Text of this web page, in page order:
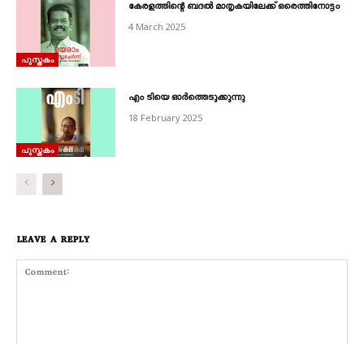
പുസ്തകം
കേരളത്തിന്റെ ബദൽ മാതൃകയിലേക്ക്‌ ഒരെത്തിനോട്ടം
4 March 2025
പുസ്തകം
എം ടിയെ ഓർത്തെടുക്കുന്നു
18 February 2025
LEAVE A REPLY